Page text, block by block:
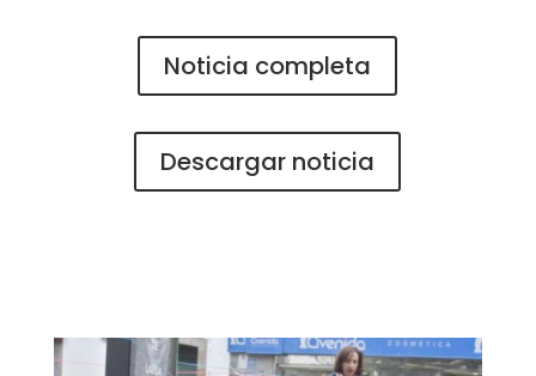
Noticia completa
Descargar noticia